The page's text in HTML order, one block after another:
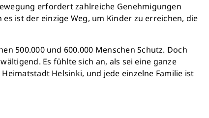
erfordert zahlreiche Genehmigungen
ist der einzige Weg, um Kinder zu erreichen, die
500.000 und 600.000 Menschen Schutz. Doch
Es fühlte sich an, als sei eine ganze
Helsinki, und jede einzelne Familie ist
heute Leben
Großes bewirken: z.B.
Trinkwasser zur
stellen.